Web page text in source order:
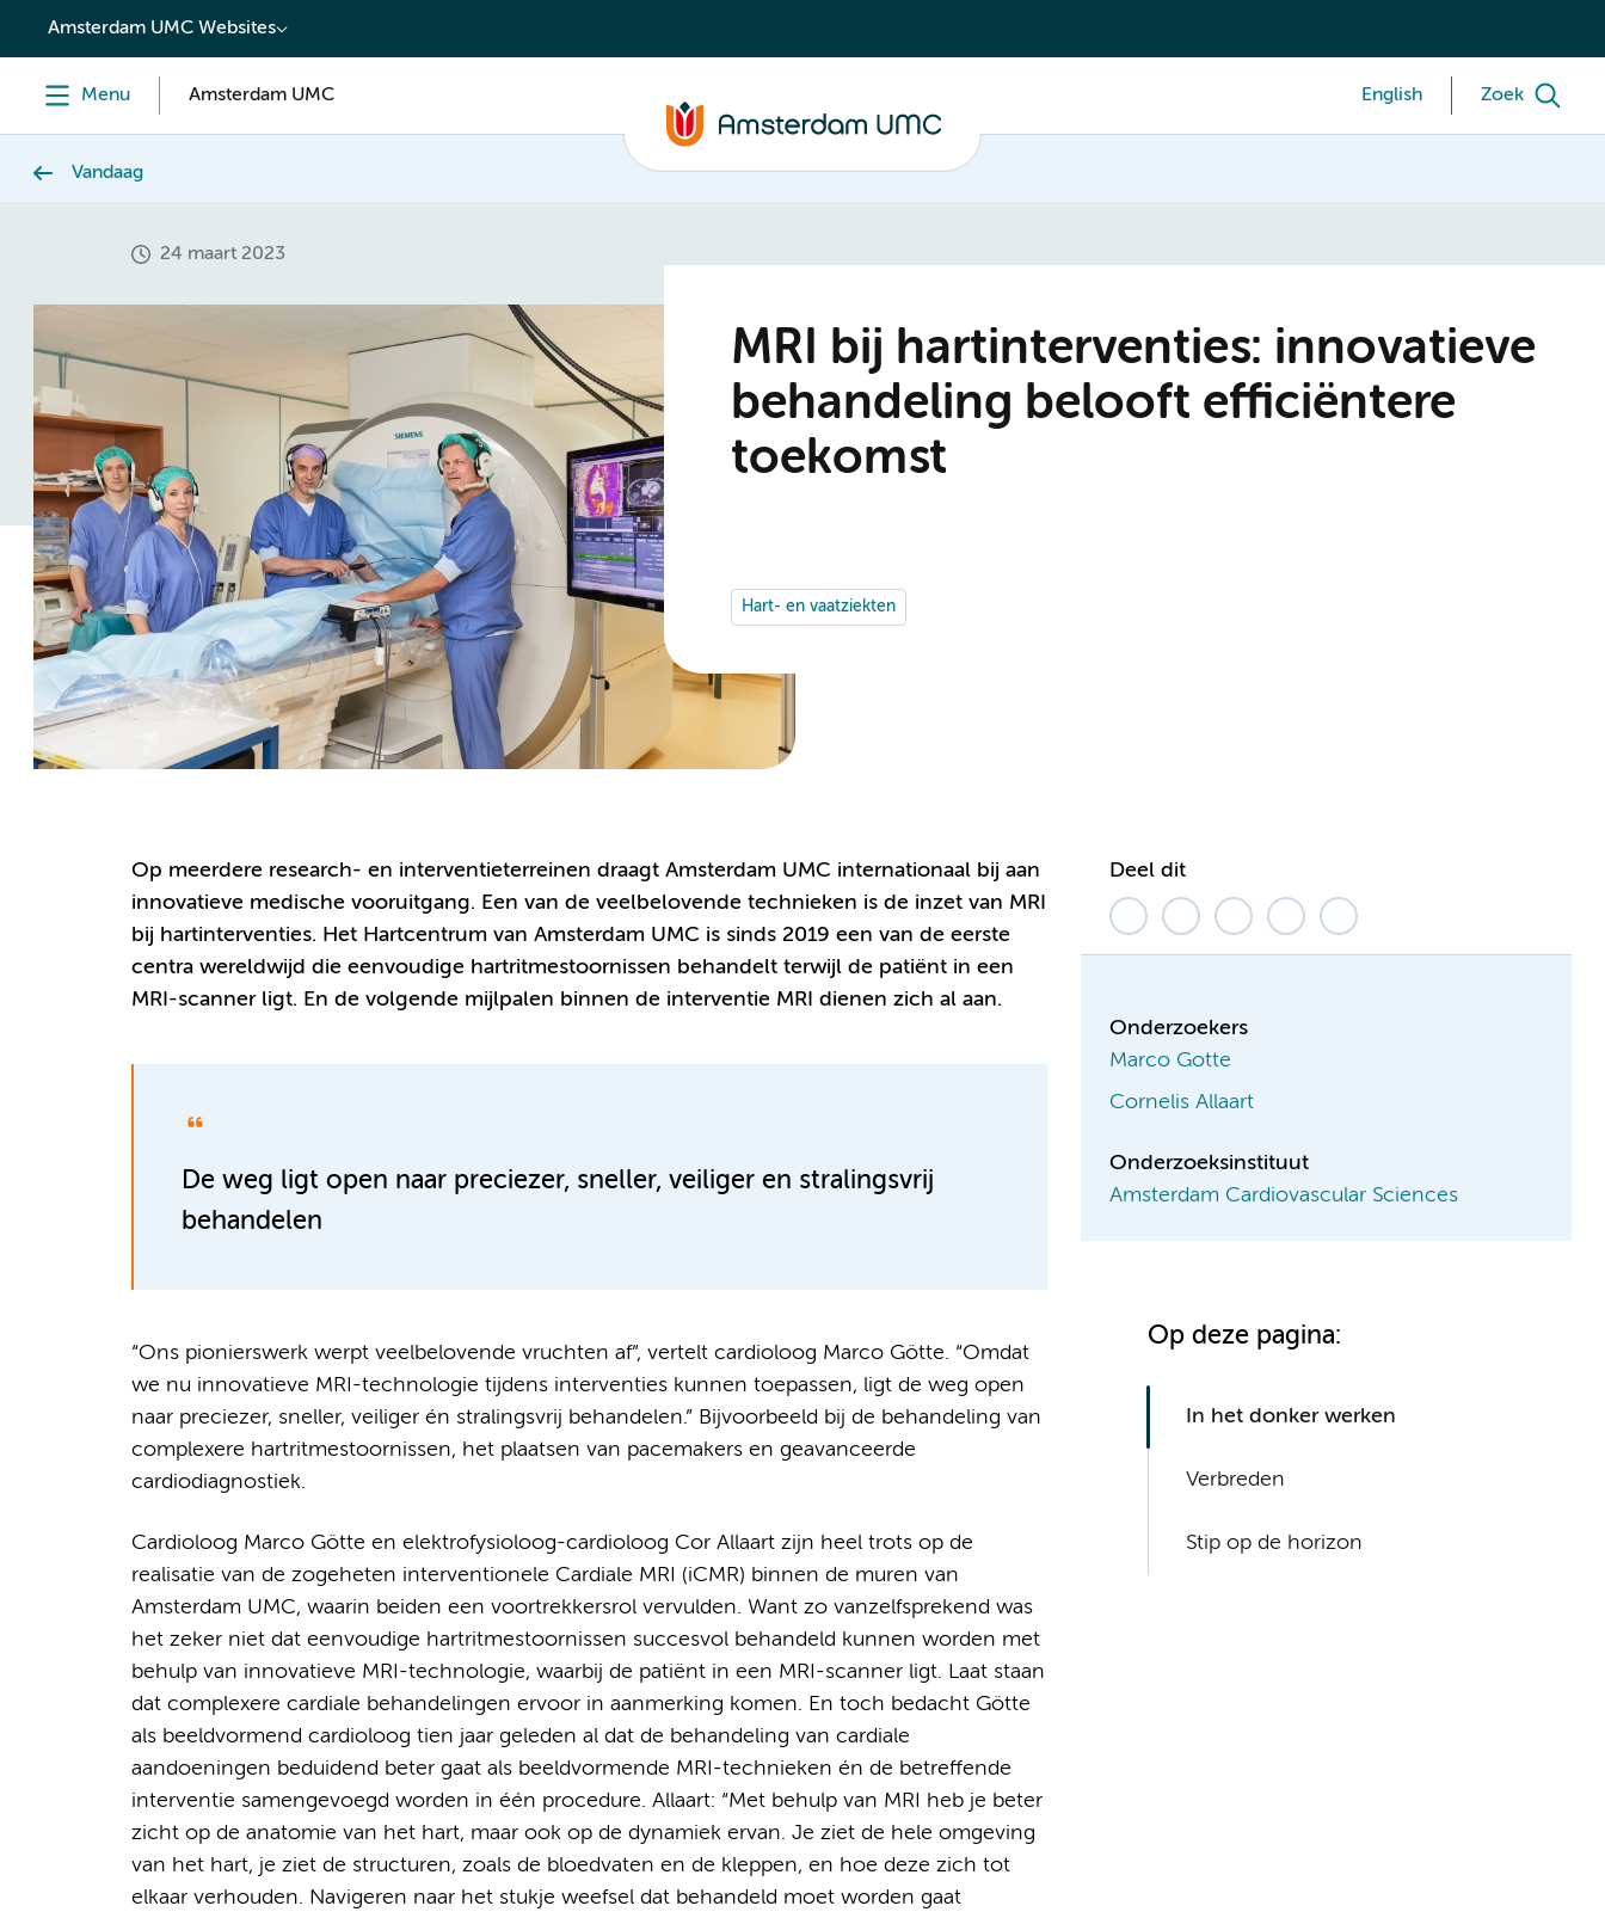
content
Amsterdam UMC Websites
Menu Amsterdam UMC English Zoek
Vandaag
24 maart 2023
MRI bij hartinterventies: innovatieve
behandeling belooft efficiëntere
toekomst
Hart- en vaatziekten
Op meerdere research- en interventieterreinen draagt Amsterdam UMC internationaal bij aan
innovatieve medische vooruitgang. Een van de veelbelovende technieken is de inzet van MRI
bij hartinterventies. Het Hartcentrum van Amsterdam UMC is sinds 2019 een van de eerste
centra wereldwijd die eenvoudige hartritmestoornissen behandelt terwijl de patiënt in een
MRI-scanner ligt. En de volgende mijlpalen binnen de interventie MRI dienen zich al aan.
De weg ligt open naar preciezer, sneller, veiliger en stralingsvrij
behandelen
“Ons pionierswerk werpt veelbelovende vruchten af”, vertelt cardioloog Marco Götte. “Omdat
we nu innovatieve MRI-technologie tijdens interventies kunnen toepassen, ligt de weg open
naar preciezer, sneller, veiliger én stralingsvrij behandelen.” Bijvoorbeeld bij de behandeling van
complexere hartritmestoornissen, het plaatsen van pacemakers en geavanceerde
cardiodiagnostiek.
Cardioloog Marco Götte en elektrofysioloog-cardioloog Cor Allaart zijn heel trots op de
realisatie van de zogeheten interventionele Cardiale MRI (iCMR) binnen de muren van
Amsterdam UMC, waarin beiden een voortrekkersrol vervulden. Want zo vanzelfsprekend was
het zeker niet dat eenvoudige hartritmestoornissen succesvol behandeld kunnen worden met
behulp van innovatieve MRI-technologie, waarbij de patiënt in een MRI-scanner ligt. Laat staan
dat complexere cardiale behandelingen ervoor in aanmerking komen. En toch bedacht Götte
als beeldvormend cardioloog tien jaar geleden al dat de behandeling van cardiale
aandoeningen beduidend beter gaat als beeldvormende MRI-technieken én de betreffende
interventie samengevoegd worden in één procedure. Allaart: “Met behulp van MRI heb je beter
zicht op de anatomie van het hart, maar ook op de dynamiek ervan. Je ziet de hele omgeving
van het hart, je ziet de structuren, zoals de bloedvaten en de kleppen, en hoe deze zich tot
elkaar verhouden. Navigeren naar het stukje weefsel dat behandeld moet worden gaat
Deel dit
Onderzoekers
Marco Gotte
Cornelis Allaart
Onderzoeksinstituut
Amsterdam Cardiovascular Sciences
Op deze pagina:
In het donker werken
Verbreden
Stip op de horizon